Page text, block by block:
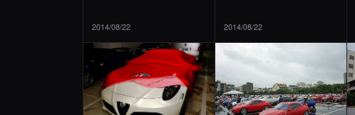
2014/08/22 2014/08/22